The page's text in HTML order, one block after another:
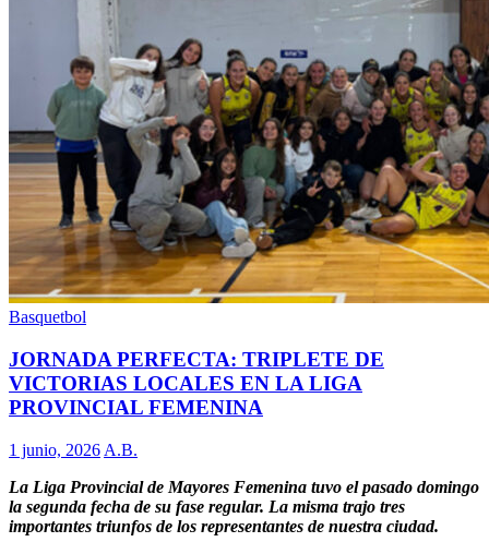
Basquetbol
JORNADA PERFECTA: TRIPLETE DE
VICTORIAS LOCALES EN LA LIGA
PROVINCIAL FEMENINA
1 junio, 2026 A.B.
La Liga Provincial de Mayores Femenina tuvo el pasado domingo
la segunda fecha de su fase regular. La misma trajo tres
importantes triunfos de los representantes de nuestra ciudad.